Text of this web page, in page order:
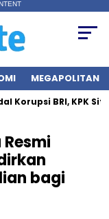
MEGAPOLITAN
BRI, KPK Sita Rp28
bagi